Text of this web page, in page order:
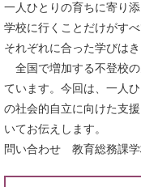
一人ひとりの育ちに寄り添
学校に行くことだけがすべ
それぞれに合った学びは
全国で増加する不登校の
ています。今回は、一人
の社会的自立に向けた支
いてお伝えします。
問い合わせ 教育総務課